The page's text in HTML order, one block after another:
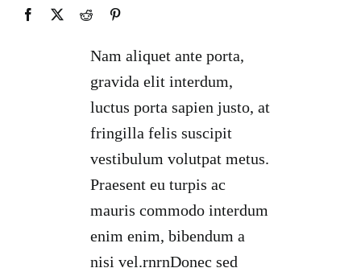
Nam aliquet ante porta,
gravida elit interdum,
luctus porta sapien justo, at
fringilla felis suscipit
vestibulum volutpat metus.
Praesent eu turpis ac
mauris commodo interdum
enim enim, bibendum a
nisi vel.rnrnDonec sed